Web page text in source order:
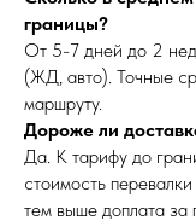
границы?
От 5-7 дней до 2
(ЖД, авто). Точные
маршруту.
Дороже ли
Да. К тарифу до
стоимость
тем выше доплата